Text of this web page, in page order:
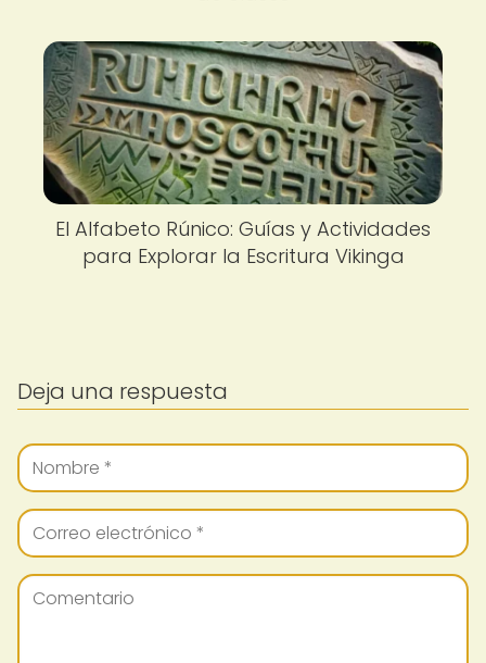
El Alfabeto Rúnico: Guías y Actividades
para Explorar la Escritura Vikinga
Deja una respuesta